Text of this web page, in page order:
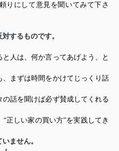
りにして意見を聞いてみて下さ
するものです。
人は、何か言ってあげよう、と
まずは時間をかけてじっくり話
話を聞けば必ず賛成してくれる
正しい家の買い方”を実践してき
ません。